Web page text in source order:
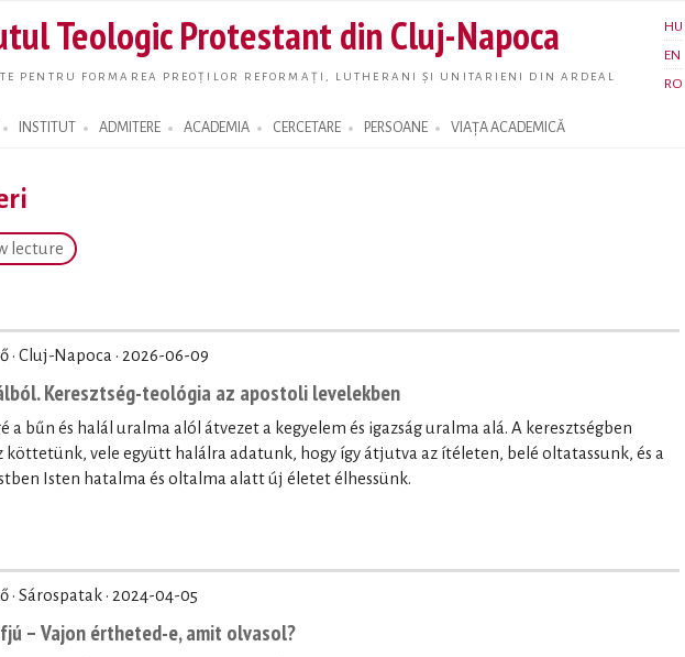
main
content
Teologic Protestant din Cluj-Napoca
PENTRU FORMAREA PREOȚILOR REFORMAȚI, LUTHERANI ȘI UNITARIENI DIN ARDEAL
HU
EN
RO
INSTITUT ADMITERE ACADEMIA CERCETARE PERSOANE VIAȚA ACADEMICĂ
lecture
· Cluj-Napoca · 2026-06-09
Keresztség-teológia az apostoli levelekben
a bűn és halál uralma alól átvezet a kegyelem és igazság uralma alá. A keresztségben
köttetünk, vele együtt halálra adatunk, hogy így átjutva az ítéleten, belé oltatassunk, és a
Isten hatalma és oltalma alatt új életet élhessünk.
· Sárospatak · 2024-04-05
– Vajon értheted-e, amit olvasol?